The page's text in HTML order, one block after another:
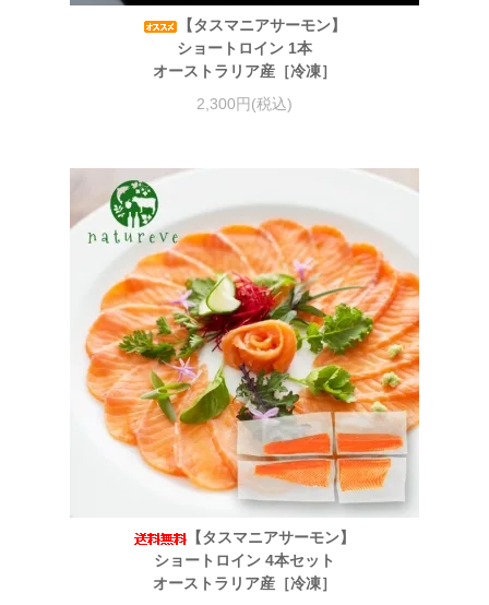
【タスマニアサーモン】
ショートロイン 1本
オーストラリア産［冷凍］
2,300円(税込)
【タスマニアサーモン】
ショートロイン 4本セット
オーストラリア産［冷凍］